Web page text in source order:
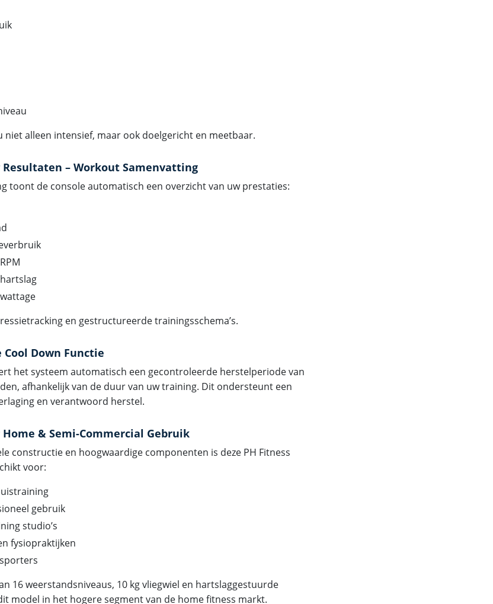
alleen intensief, maar ook doelgericht en meetbaar.
Resultaten – Workout Samenvatting
toont de console automatisch een overzicht van uw prestaties:
en gestructureerde trainingsschema’s.
Down Functie
het systeem automatisch een gecontroleerde herstelperiode van
afhankelijk van de duur van uw training. Dit ondersteunt een
en verantwoord herstel.
& Semi-Commercial Gebruik
constructie en hoogwaardige componenten is deze PH Fitness
voor:
gebruik
studio’s
fysiopraktijken
16 weerstandsniveaus, 10 kg vliegwiel en hartslaggestuurde
model in het hogere segment van de home fitness markt.